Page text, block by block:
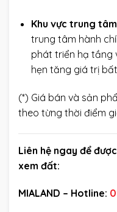
Khu vực trung
trung tâm hành
phát triển hạ tầng
hẹn tăng giá trị
(*) Giá bán và sản
theo từng thời điểm
Liên hệ ngay để
xem đất:
MIALAND – Hotline: